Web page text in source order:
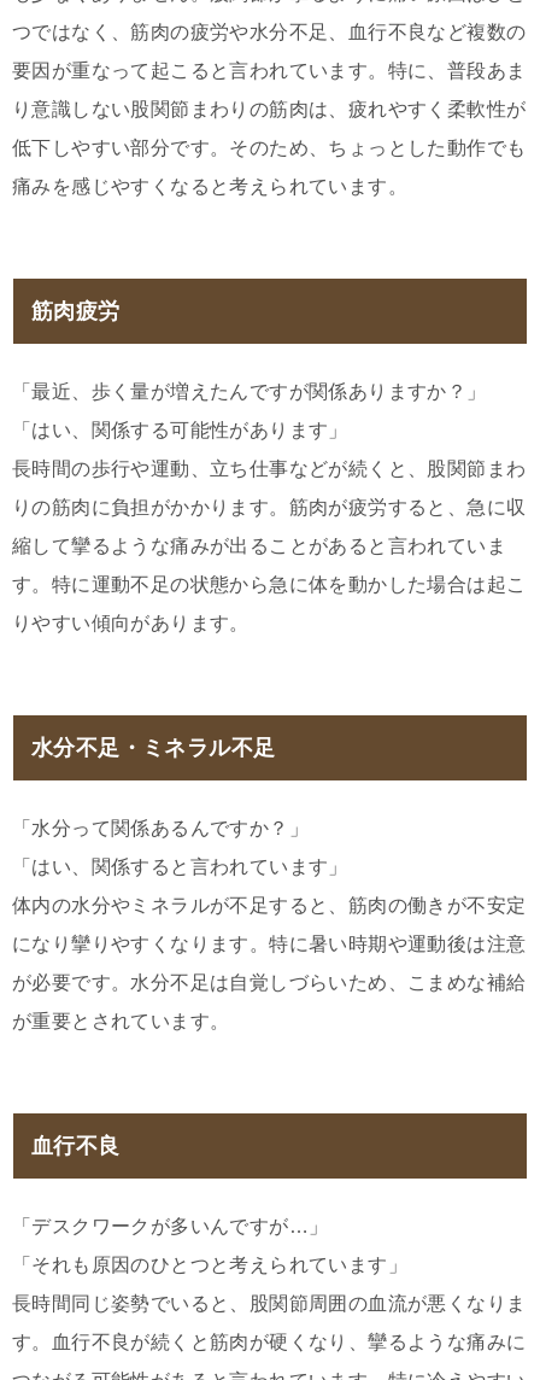
つではなく、筋肉の疲労や水分不足、血行不良など複数の
要因が重なって起こると言われています。特に、普段あま
り意識しない股関節まわりの筋肉は、疲れやすく柔軟性が
低下しやすい部分です。そのため、ちょっとした動作でも
痛みを感じやすくなると考えられています。
筋肉疲労
「最近、歩く量が増えたんですが関係ありますか？」
「はい、関係する可能性があります」
長時間の歩行や運動、立ち仕事などが続くと、股関節まわ
りの筋肉に負担がかかります。筋肉が疲労すると、急に収
縮して攣るような痛みが出ることがあると言われていま
す。特に運動不足の状態から急に体を動かした場合は起こ
りやすい傾向があります。
水分不足・ミネラル不足
「水分って関係あるんですか？」
「はい、関係すると言われています」
体内の水分やミネラルが不足すると、筋肉の働きが不安定
になり攣りやすくなります。特に暑い時期や運動後は注意
が必要です。水分不足は自覚しづらいため、こまめな補給
が重要とされています。
血行不良
「デスクワークが多いんですが…」
「それも原因のひとつと考えられています」
長時間同じ姿勢でいると、股関節周囲の血流が悪くなりま
す。血行不良が続くと筋肉が硬くなり、攣るような痛みに